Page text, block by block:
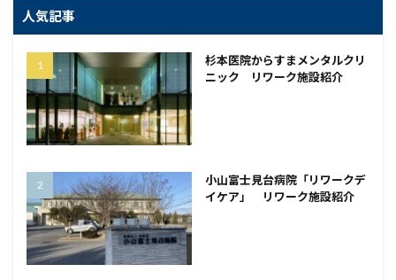
人気記事
杉本医院からすまメンタルクリ
ニック リワーク施設紹介
小山富士見台病院「リワークデ
イケア」 リワーク施設紹介